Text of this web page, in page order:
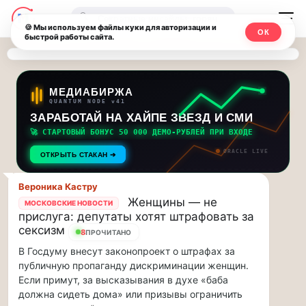
Последние
новости
и
обновления
потока:
Друзья,
приглашаем
на
музыкальную
прогулку
по
Москве
Чайковского!…
Друзья,
приглашаем
на
музыкальную
Москвичи.net
—
Главный
столичный
чат-
мессенджер,
новости
и
инсайды
Москвы
🔍
МЕДИАБИРЖА
QUANTUM NODE v41
ЗАРАБОТАЙ НА ХАЙПЕ ЗВЕЗД И СМИ
🚀 СТАРТОВЫЙ БОНУС 50 000 ДЕМО-РУБЛЕЙ ПРИ ВХОДЕ
ОТКРЫТЬ СТАКАН ➔ ORACLE LIVE
Вероника Кастру
МОСКОВСКИЕ НОВОСТИ
Женщины — не
прислуга: депутаты хотят штрафовать за
сексизм
8ПРОЧИТАНО
В Госдуму внесут законопроект о штрафах за
публичную пропаганду дискриминации женщин.
Если примут, за высказывания в духе «баба
должна сидеть дома» или призывы ограничить
🍪 Мы используем файлы куки для авторизации и
быстрой работы сайта.
ОК